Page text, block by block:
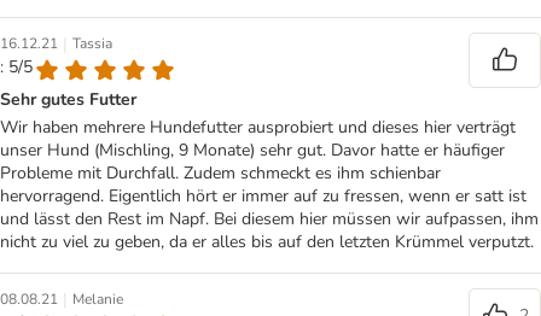
16.12.21 | Tassia
: 5/5
Sehr gutes Futter
Wir haben mehrere Hundefutter ausprobiert und dieses hier verträgt
unser Hund (Mischling, 9 Monate) sehr gut. Davor hatte er häufiger
Probleme mit Durchfall. Zudem schmeckt es ihm schienbar
hervorragend. Eigentlich hört er immer auf zu fressen, wenn er satt ist
und lässt den Rest im Napf. Bei diesem hier müssen wir aufpassen, ihm
nicht zu viel zu geben, da er alles bis auf den letzten Krümmel verputzt.
08.08.21 | Melanie